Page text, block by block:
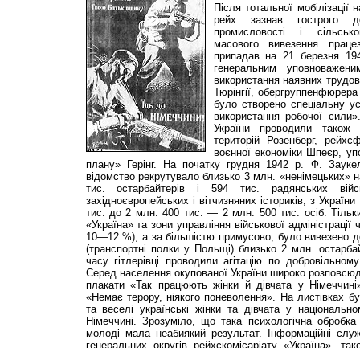
Після тотальної мобілізації
рейх зазнав гострого
промисловості і
масового вивезення
припадав на 21 березня
генеральним
використання наявних
Тюрінгії,
було створено спеціальну
використання робочої
України проводили також
територій Розенберг,
воєнної економіки Шпеєр,
плану» Герінг. На початку грудня 1942 р. Ф.
відомство рекрутувало близько 3 млн. «ненімецьких»
тис. остарбайтерів і 594 тис. радянських
західноєвропейських і вітчизняних істориків, з
тис. до 2 млн. 400 тис. — 2 млн. 500 тис. осіб. Тільки
«Україна» та зони управління військової
10—12 %), а за більшістю примусово, було вивезено
(транспортні полки у Польщі) близько 2 млн.
часу гітлерівці проводили агітацію по
Серед населення окупованої України широко
плакати «Так працюють жінки й дівчата у
«Немає терору, ніякого поневолення». На листівках
та веселі українські жінки та дівчата у
Німеччині. Зрозуміло, що така психологічна
молоді мала неабиякий результат. Інформаційні
генеральних округів рейхскомісаріату «Україна»,